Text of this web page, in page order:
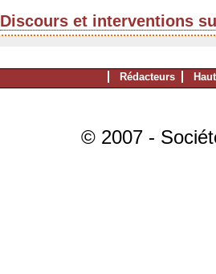
Discours et interventions
Rédacteurs
© 2007 -